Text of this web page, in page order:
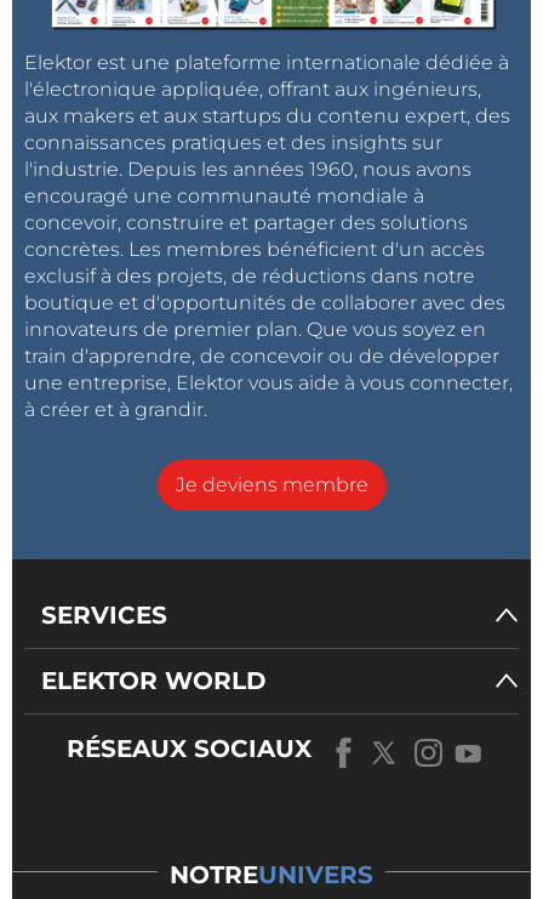
Elektor est une plateforme internationale dédiée à
l'électronique appliquée, offrant aux ingénieurs,
aux makers et aux startups du contenu expert, des
connaissances pratiques et des insights sur
l'industrie. Depuis les années 1960, nous avons
encouragé une communauté mondiale à
concevoir, construire et partager des solutions
concrètes. Les membres bénéficient d'un accès
exclusif à des projets, de réductions dans notre
boutique et d'opportunités de collaborer avec des
innovateurs de premier plan. Que vous soyez en
train d'apprendre, de concevoir ou de développer
une entreprise, Elektor vous aide à vous connecter,
à créer et à grandir.
Je deviens membre
SERVICES
ELEKTOR WORLD
RÉSEAUX SOCIAUX
NOTREUNIVERS